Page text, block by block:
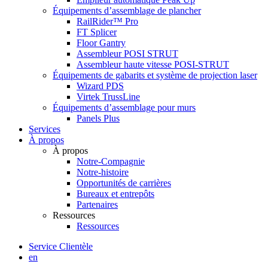
Équipements d’assemblage de plancher
RailRider™ Pro
FT Splicer
Floor Gantry
Assembleur POSI STRUT
Assembleur haute vitesse POSI-STRUT
Équipements de gabarits et système de projection laser
Wizard PDS
Virtek TrussLine
Équipements d’assemblage pour murs
Panels Plus
Services
À propos
À propos
Notre-Compagnie
Notre-histoire
Opportunités de carrières
Bureaux et entrepôts
Partenaires
Ressources
Ressources
Service Clientèle
en